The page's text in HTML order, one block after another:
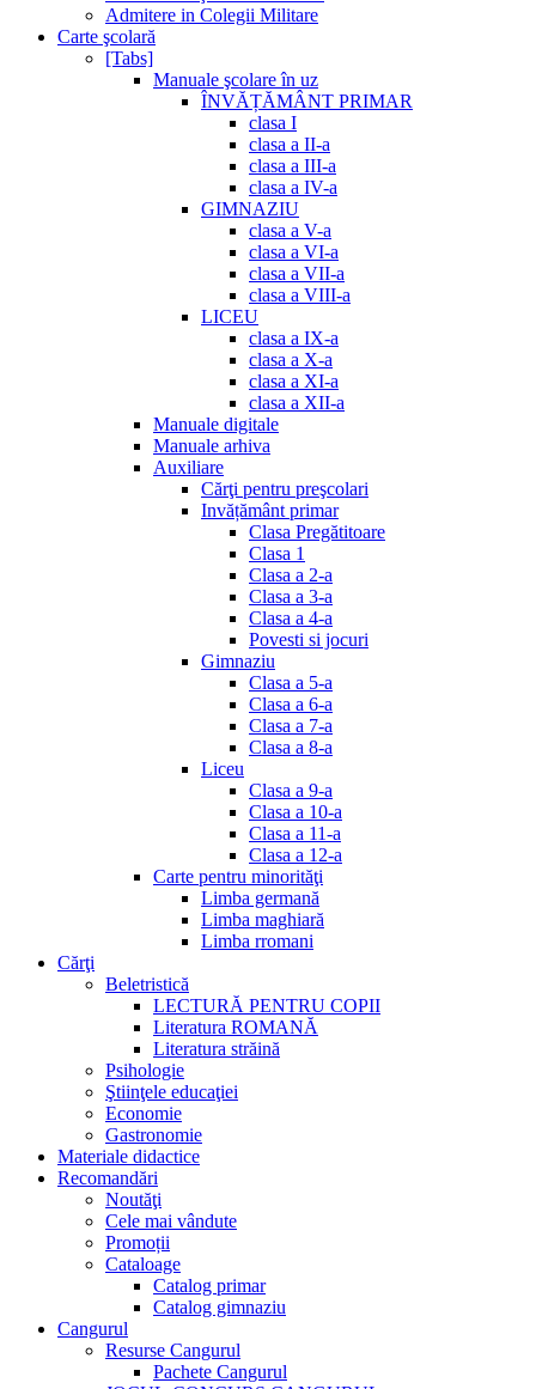
Admitere in Colegii Militare
Carte şcolară
[Tabs]
Manuale şcolare în uz
ÎNVĂȚĂMÂNT PRIMAR
clasa I
clasa a II-a
clasa a III-a
clasa a IV-a
GIMNAZIU
clasa a V-a
clasa a VI-a
clasa a VII-a
clasa a VIII-a
LICEU
clasa a IX-a
clasa a X-a
clasa a XI-a
clasa a XII-a
Manuale digitale
Manuale arhiva
Auxiliare
Cărţi pentru preşcolari
Invățământ primar
Clasa Pregătitoare
Clasa 1
Clasa a 2-a
Clasa a 3-a
Clasa a 4-a
Povesti si jocuri
Gimnaziu
Clasa a 5-a
Clasa a 6-a
Clasa a 7-a
Clasa a 8-a
Liceu
Clasa a 9-a
Clasa a 10-a
Clasa a 11-a
Clasa a 12-a
Carte pentru minorităţi
Limba germană
Limba maghiară
Limba rromani
Cărţi
Beletristică
LECTURĂ PENTRU COPII
Literatura ROMANĂ
Literatura străină
Psihologie
Ştiinţele educaţiei
Economie
Gastronomie
Materiale didactice
Recomandări
Noutăţi
Cele mai vândute
Promoții
Cataloage
Catalog primar
Catalog gimnaziu
Cangurul
Resurse Cangurul
Pachete Cangurul